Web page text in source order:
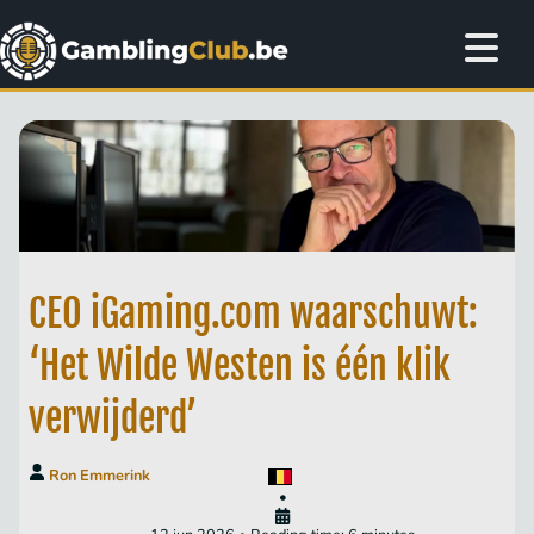
CEO iGaming.com waarschuwt:
‘Het Wilde Westen is één klik
verwijderd’
Ron Emmerink
•